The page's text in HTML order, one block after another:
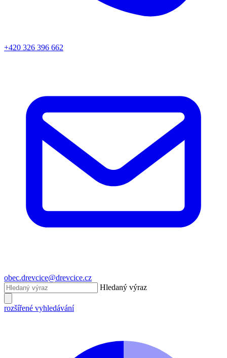
+420 326 396 662
obec.drevcice@drevcice.cz
Hledaný výraz
rozšířené vyhledávání